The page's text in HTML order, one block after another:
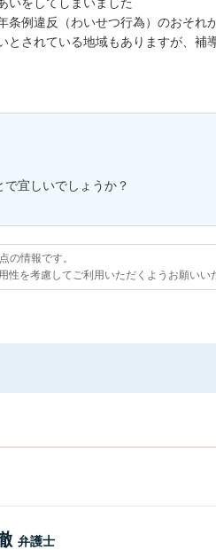
例違反（わいせつ行為）のおそれ
とされている地域もありますが、補
宜しいでしょうか？
の情報です。
性を考慮してご利用いただくようお願いい
弁護士